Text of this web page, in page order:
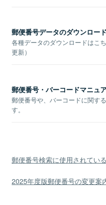
郵便番号データのダウンロード
各種データのダウンロードはこ
更新）
郵便番号・バーコードマニュ
郵便番号や、バーコードに関す
す。
郵便番号検索に使用されてい
2025年度版郵便番号の変更案